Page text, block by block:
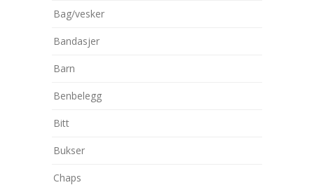
Bag/vesker
Bandasjer
Barn
Benbelegg
Bitt
Bukser
Chaps